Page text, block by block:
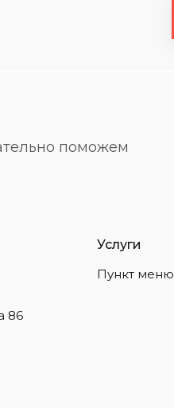
поможем
86
Услуги
Пункт меню